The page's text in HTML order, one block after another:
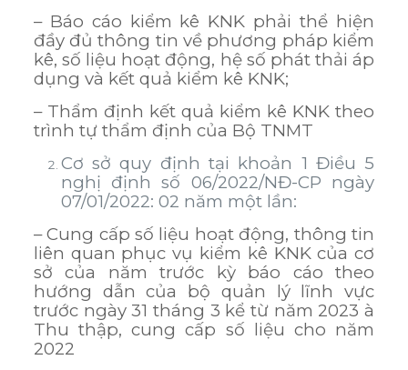
– Báo cáo kiểm kê KNK phải thể hiện
đầy đủ thông tin về phương pháp kiểm
kê, số liệu hoạt động, hệ số phát thải áp
dụng và kết quả kiểm kê KNK;
– Thẩm định kết quả kiểm kê KNK theo
trình tự thẩm định của Bộ TNMT
Cơ sở quy định tại khoản 1 Điều 5
nghị định số 06/2022/NĐ-CP ngày
07/01/2022: 02 năm một lần:
– Cung cấp số liệu hoạt động, thông tin
liên quan phục vụ kiểm kê KNK của cơ
sở của năm trước kỳ báo cáo theo
hướng dẫn của bộ quản lý lĩnh vực
trước ngày 31 tháng 3 kể từ năm 2023 à
Thu thập, cung cấp số liệu cho năm
2022